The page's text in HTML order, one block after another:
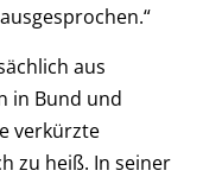
aus
in Bund und
verkürzte
zu heiß. In seiner